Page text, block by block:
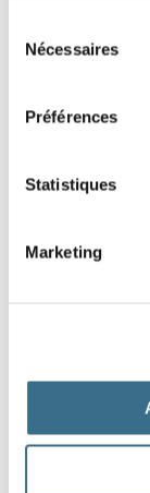
Nécessaires
Préférences
Statistiques
Marketing
tu
DONE!